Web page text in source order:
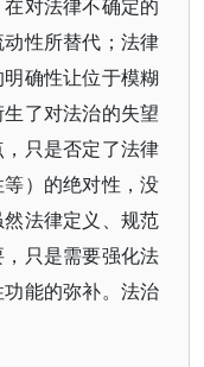
对法律不确定的
性所替代；法律
确性让位于模糊
了对法治的失望
只是否定了法律
）的绝对性，没
法律定义、规范
只是需要强化法
能的弥补。法治